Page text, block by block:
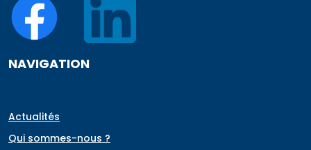
NAVIGATION
Actualités
Qui sommes-nous ?